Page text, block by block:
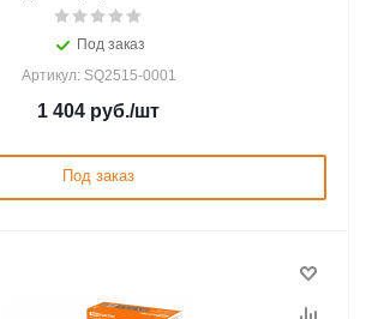
Под заказ
Артикул: SQ2515-0001
1 404 руб./шт
Под заказ